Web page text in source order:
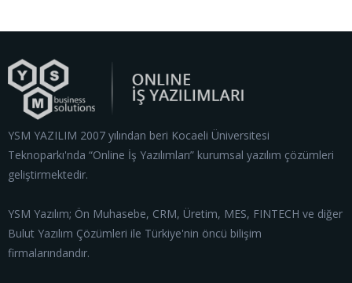
YSM YAZILIM 2007 yılından beri Kocaeli Üniversitesi
Teknoparkı'nda “Online İş Yazılımları” kurumsal yazılım çözümleri
geliştirmektedir.
YSM Yazılım; Ön Muhasebe, CRM, Üretim, MES, FINTECH ve diğer
Bulut Yazılım Çözümleri ile Türkiye'nin öncü bilişim
firmalarındandır.